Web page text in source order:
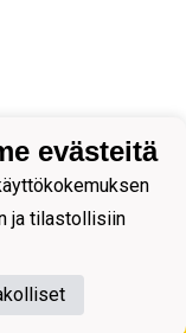
evästeitä
ja tilastollisiin